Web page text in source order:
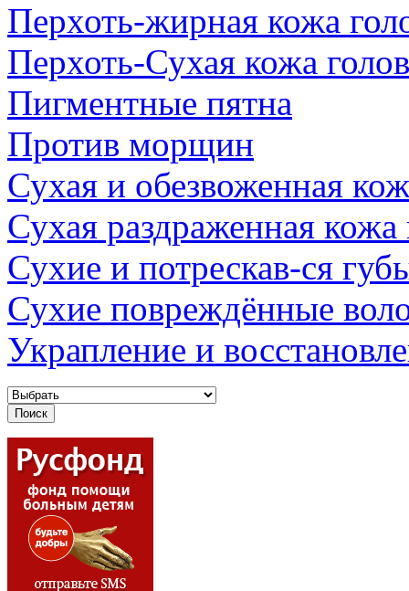
Перхоть-жирная кожа
Перхоть-Сухая кожа
Пигментные пятна
Против морщин
Сухая и обезвоженная
Сухая раздраженная кожа
Сухие и потрескав-ся
Сухие повреждённые
Украпление и